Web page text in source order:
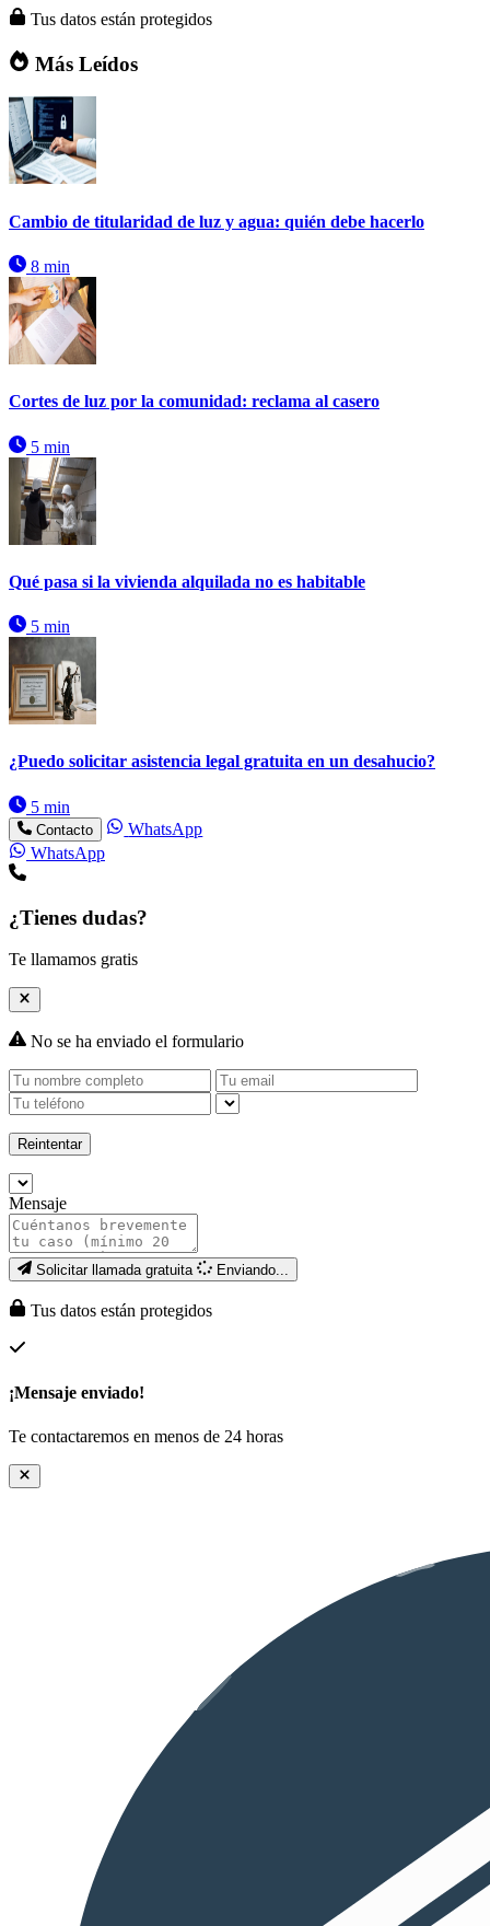
Tus datos están protegidos
Más Leídos
Cambio de titularidad de luz y agua: quién debe hacerlo
8 min
Cortes de luz por la comunidad: reclama al casero
5 min
Qué pasa si la vivienda alquilada no es habitable
5 min
¿Puedo solicitar asistencia legal gratuita en un desahucio?
5 min
Contacto
WhatsApp
WhatsApp
¿Tienes dudas?
Te llamamos gratis
No se ha enviado el formulario
Reintentar
Mensaje
Solicitar llamada gratuita Enviando...
Tus datos están protegidos
¡Mensaje enviado!
Te contactaremos en menos de 24 horas